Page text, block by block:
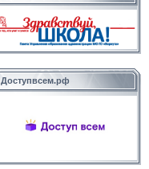
Доступвсем.рф